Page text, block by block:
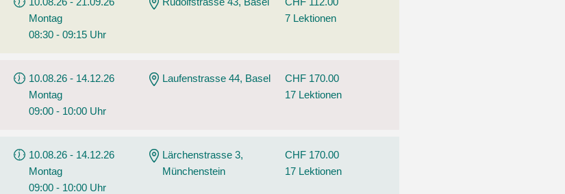
Montag
08:30 - 09:15 Uhr
7 Lektionen
10.08.26 - 14.12.26
Montag
09:00 - 10:00 Uhr
Laufenstrasse 44, Basel
CHF 170.00
17 Lektionen
10.08.26 - 14.12.26
Montag
09:00 - 10:00 Uhr
Lärchenstrasse 3,
Münchenstein
CHF 170.00
17 Lektionen